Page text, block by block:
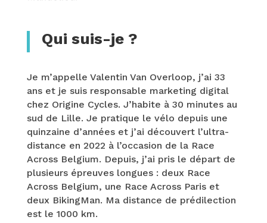
Qui suis-je ?
Je m’appelle Valentin Van Overloop, j’ai 33
ans et je suis responsable marketing digital
chez Origine Cycles. J’habite à 30 minutes au
sud de Lille. Je pratique le vélo depuis une
quinzaine d’années et j’ai découvert l’ultra-
distance en 2022 à l’occasion de la Race
Across Belgium. Depuis, j’ai pris le départ de
plusieurs épreuves longues : deux Race
Across Belgium, une Race Across Paris et
deux BikingMan. Ma distance de prédilection
est le 1000 km.